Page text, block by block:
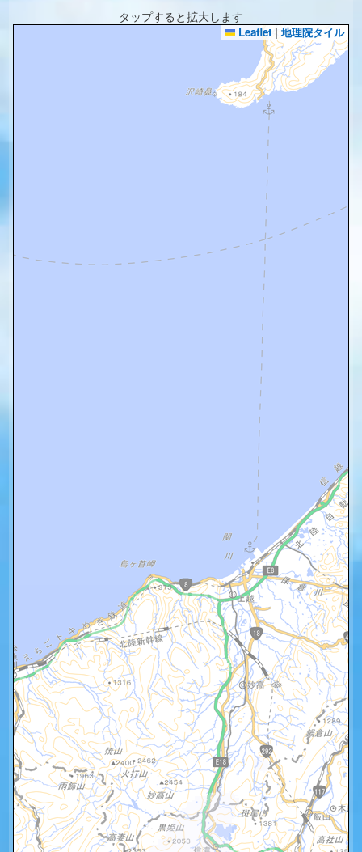
タップすると拡大します
Leaflet | 地理院タイル